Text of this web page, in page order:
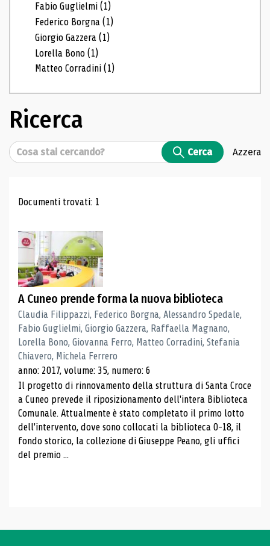
Fabio Guglielmi(1)
Federico Borgna(1)
Giorgio Gazzera(1)
Lorella Bono(1)
Matteo Corradini(1)
Ricerca
Cerca Cerca Azzera
Risultati di ricerca
Documenti trovati: 1
A Cuneo prende forma la nuova biblioteca
Claudia Filippazzi, Federico Borgna, Alessandro Spedale,
Fabio Guglielmi, Giorgio Gazzera, Raffaella Magnano,
Lorella Bono, Giovanna Ferro, Matteo Corradini, Stefania
Chiavero, Michela Ferrero
anno: 2017, volume: 35, numero: 6
Il progetto di rinnovamento della struttura di Santa Croce
a Cuneo prevede il riposizionamento dell'intera Biblioteca
Comunale. Attualmente è stato completato il primo lotto
dell'intervento, dove sono collocati la biblioteca 0-18, il
fondo storico, la collezione di Giuseppe Peano, gli uffici
del premio ...